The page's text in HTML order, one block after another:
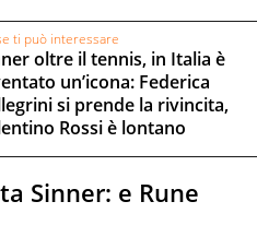
ti può interessare
oltre il tennis, in Italia è
un’icona: Federica
si prende la rivincita,
Rossi è lontano
Sinner: e Rune